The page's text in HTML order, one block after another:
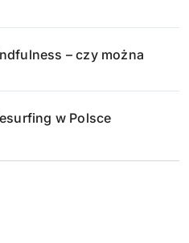
– czy można
w Polsce